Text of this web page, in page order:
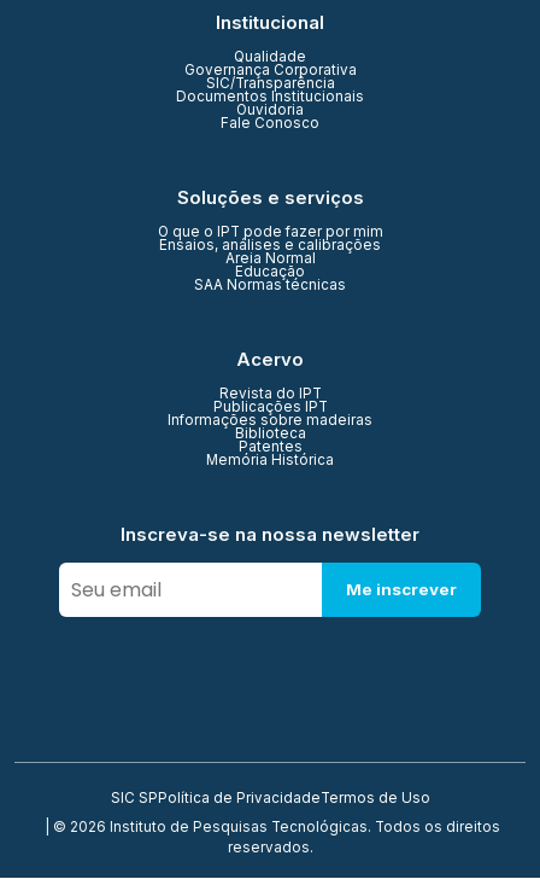
Institucional
Qualidade
Governança Corporativa
SIC/Transparência
Documentos Institucionais
Ouvidoria
Fale Conosco
Soluções e serviços
O que o IPT pode fazer por mim
Ensaios, análises e calibrações
Areia Normal
Educação
SAA Normas técnicas
Acervo
Revista do IPT
Publicações IPT
Informações sobre madeiras
Biblioteca
Patentes
Memória Histórica
Inscreva-se na nossa newsletter
Me inscrever
SIC SP Política de PrivacidadeTermos de Uso
| © 2026 Instituto de Pesquisas Tecnológicas. Todos os direitos
reservados.